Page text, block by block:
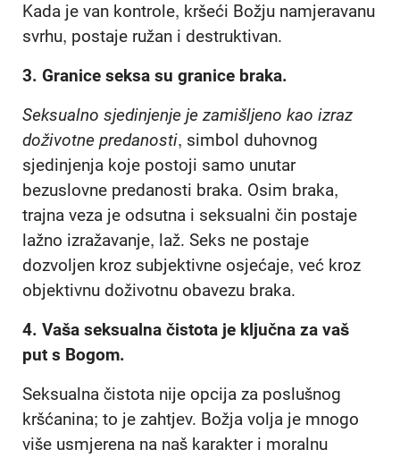
Kada je van kontrole, kršeći Božju namjeravanu
svrhu, postaje ružan i destruktivan.
3. Granice seksa su granice braka.
Seksualno sjedinjenje je zamišljeno kao izraz
doživotne predanosti, simbol duhovnog
sjedinjenja koje postoji samo unutar
bezuslovne predanosti braka. Osim braka,
trajna veza je odsutna i seksualni čin postaje
lažno izražavanje, laž. Seks ne postaje
dozvoljen kroz subjektivne osjećaje, već kroz
objektivnu doživotnu obavezu braka.
4. Vaša seksualna čistota je ključna za vaš
put s Bogom.
Seksualna čistota nije opcija za poslušnog
kršćanina; to je zahtjev. Božja volja je mnogo
više usmjerena na naš karakter i moralnu